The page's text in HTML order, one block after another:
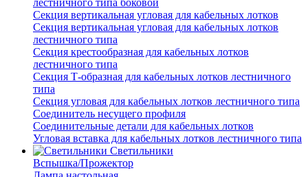
лестничного типа боковой
Секция вертикальная угловая для кабельных лотков
Секция вертикальная угловая для кабельных лотков
лестничного типа
Секция крестообразная для кабельных лотков
лестничного типа
Секция Т-образная для кабельных лотков лестничного
типа
Секция угловая для кабельных лотков лестничного типа
Соединитель несущего профиля
Соединительные детали для кабельных лотков
Угловая вставка для кабельных лотков лестничного типа
Светильники
Вспышка/Прожектор